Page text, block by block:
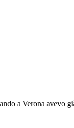
a Verona avevo